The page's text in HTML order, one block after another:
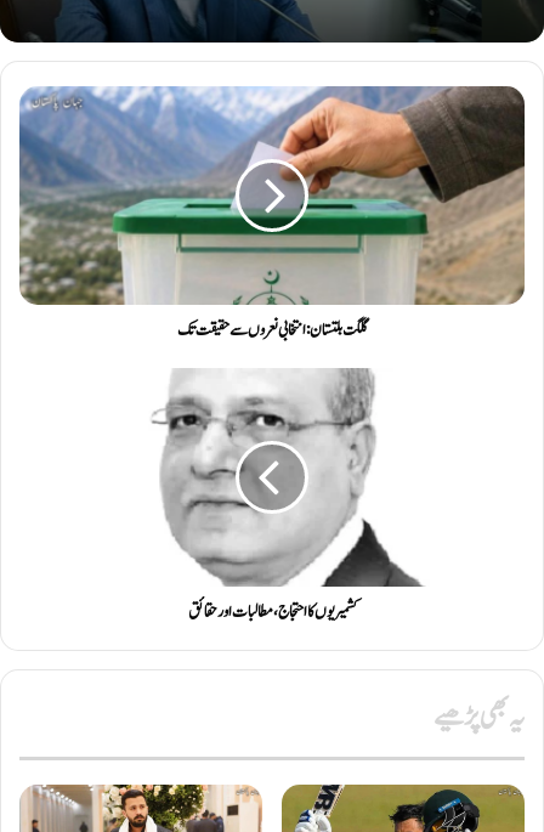
گلگت بلتستان: انتخابی نعروں سے حقیقت تک
کشمیریوں کا احتجاج، مطالبات اور حقائق
یہ بھی پڑھیے